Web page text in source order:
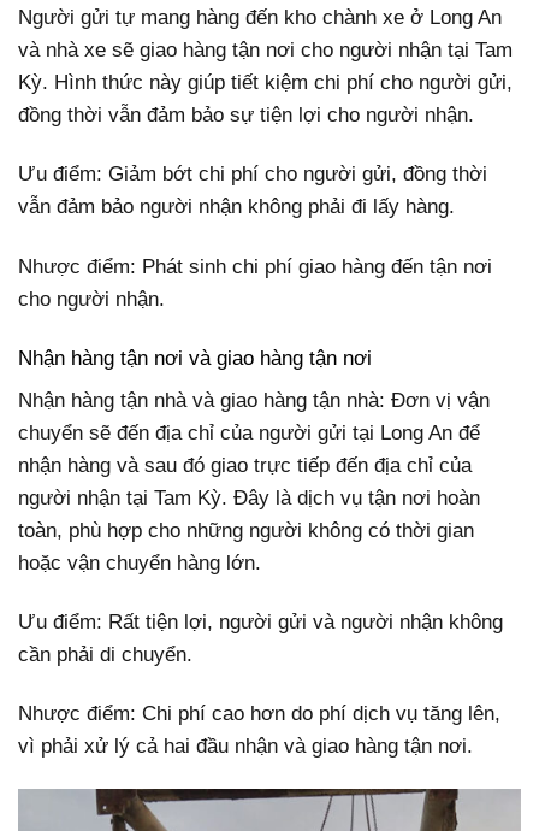
Người gửi tự mang hàng đến kho chành xe ở Long An
và nhà xe sẽ giao hàng tận nơi cho người nhận tại Tam
Kỳ. Hình thức này giúp tiết kiệm chi phí cho người gửi,
đồng thời vẫn đảm bảo sự tiện lợi cho người nhận.
Ưu điểm: Giảm bớt chi phí cho người gửi, đồng thời
vẫn đảm bảo người nhận không phải đi lấy hàng.
Nhược điểm: Phát sinh chi phí giao hàng đến tận nơi
cho người nhận.
Nhận hàng tận nơi và giao hàng tận nơi
Nhận hàng tận nhà và giao hàng tận nhà: Đơn vị vận
chuyển sẽ đến địa chỉ của người gửi tại Long An để
nhận hàng và sau đó giao trực tiếp đến địa chỉ của
người nhận tại Tam Kỳ. Đây là dịch vụ tận nơi hoàn
toàn, phù hợp cho những người không có thời gian
hoặc vận chuyển hàng lớn.
Ưu điểm: Rất tiện lợi, người gửi và người nhận không
cần phải di chuyển.
Nhược điểm: Chi phí cao hơn do phí dịch vụ tăng lên,
vì phải xử lý cả hai đầu nhận và giao hàng tận nơi.